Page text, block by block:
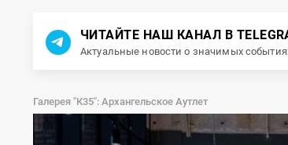
женская обувь #мужская обувь
ванных
ЧИТАЙТЕ НАШ КАНАЛ В
Актуальные новости о значимых
Галерея "К35": Архангельское Аутлет